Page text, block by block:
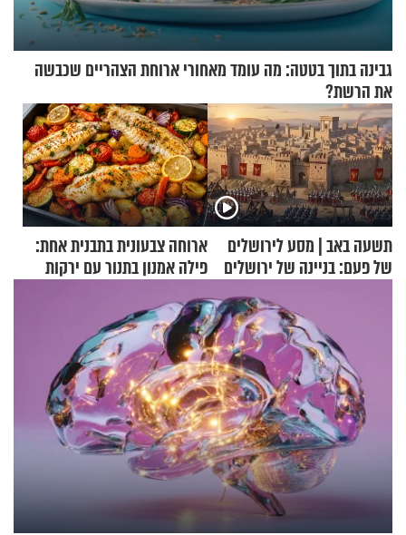
גבינה בתוך בטטה: מה עומד מאחורי ארוחת הצהריים שכבשה
את הרשת?
תשעה באב | מסע לירושלים
של פעם: בניינה של ירושלים
ארוחה צבעונית בתבנית אחת:
פילה אמנון בתנור עם ירקות